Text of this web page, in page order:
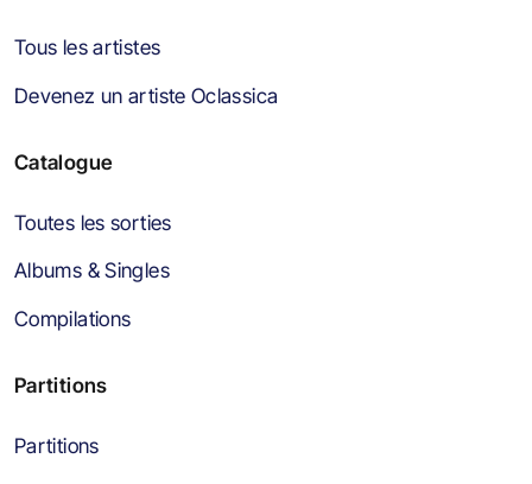
Tous les artistes
Devenez un artiste Oclassica
Catalogue
Toutes les sorties
Albums & Singles
Compilations
Partitions
Partitions